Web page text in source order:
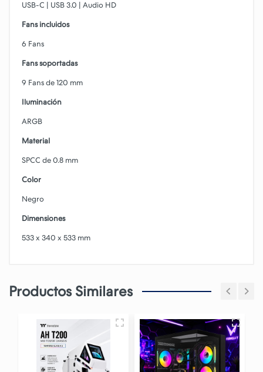
USB-C | USB 3.0 | Audio HD
Fans incluidos
6 Fans
Fans soportadas
9 Fans de 120 mm
Iluminación
ARGB
Material
SPCC de 0.8 mm
Color
Negro
Dimensiones
533 x 340 x 533 mm
Productos Similares